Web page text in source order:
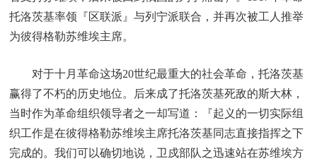
托洛茨基率领『区联派』与列宁派联合，并再次被工人推举
为彼得格勒苏维埃主席。
对于十月革命这场20世纪最重大的社会革命，托洛茨基
赢得了不朽的历史地位。后来成了托洛茨基死敌的斯大林，
当时作为革命组织领导者之一却写道：『起义的一切实际组
织工作是在彼得格勒苏维埃主席托洛茨基同志直接指挥之下
完成的。我们可以确切地说，卫戍部队之迅速站在苏维埃方